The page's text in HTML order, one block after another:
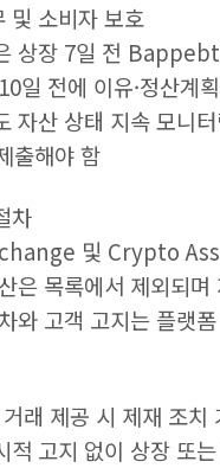
소비자 보호
상장 7일 전
일 전에 이유·정산계
자산 상태 지속 모니
출해야 함
차
및 Crypto
은 목록에서 제외되
와 고객 고지는 플랫
래 제공 시 제재 조치
적 고지 없이 상장